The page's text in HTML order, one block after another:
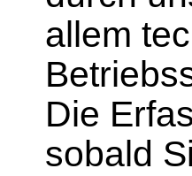
allem
Die
sobald